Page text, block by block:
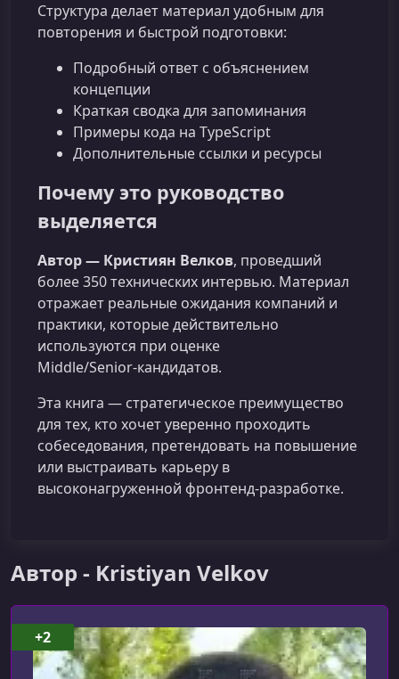
Структура делает материал удобным для
повторения и быстрой подготовки:
Подробный ответ с объяснением
концепции
Краткая сводка для запоминания
Примеры кода на TypeScript
Дополнительные ссылки и ресурсы
Почему это руководство
выделяется
Автор — Кристиян Велков, проведший
более 350 технических интервью. Материал
отражает реальные ожидания компаний и
практики, которые действительно
используются при оценке
Middle/Senior‑кандидатов.
Эта книга — стратегическое преимущество
для тех, кто хочет уверенно проходить
собеседования, претендовать на повышение
или выстраивать карьеру в
высоконагруженной фронтенд‑разработке.
Автор - Kristiyan Velkov
+2